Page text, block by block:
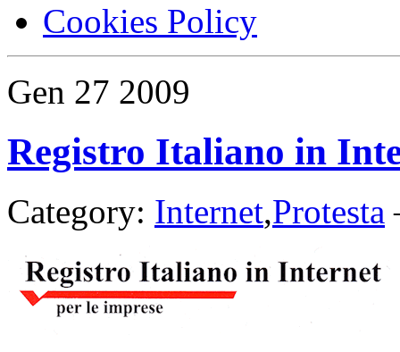
Cookies Policy
Gen 27 2009
Registro Italiano in
Category: Internet,Protesta